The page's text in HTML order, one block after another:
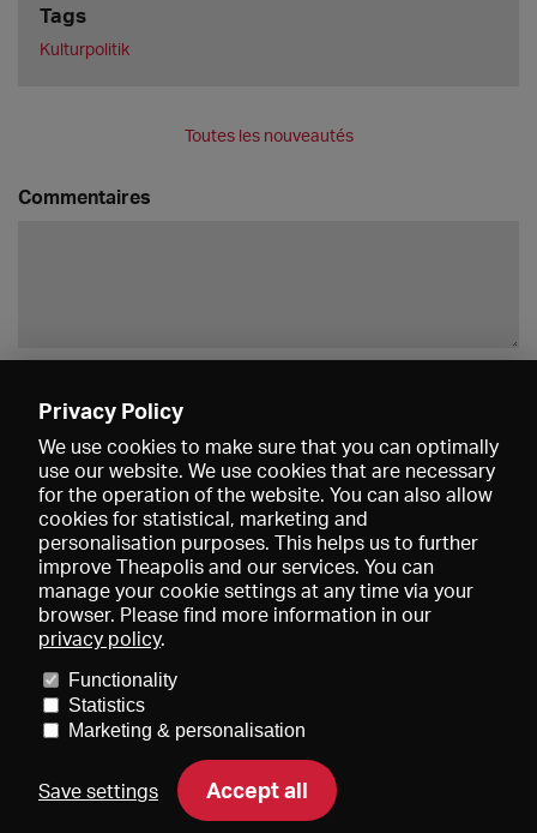
Tags
Kulturpolitik
Toutes les nouveautés
Commentaires
Données médiatiques
Conditions générales de vente
Contact
Aide Newsletter
Privacy Policy
We use cookies to make sure that you can optimally
use our website. We use cookies that are necessary
for the operation of the website. You can also allow
cookies for statistical, marketing and
personalisation purposes. This helps us to further
improve Theapolis and our services. You can
manage your cookie settings at any time via your
browser. Please find more information in our
privacy policy.
Functionality
Statistics
Marketing & personalisation
Save settings Accept all